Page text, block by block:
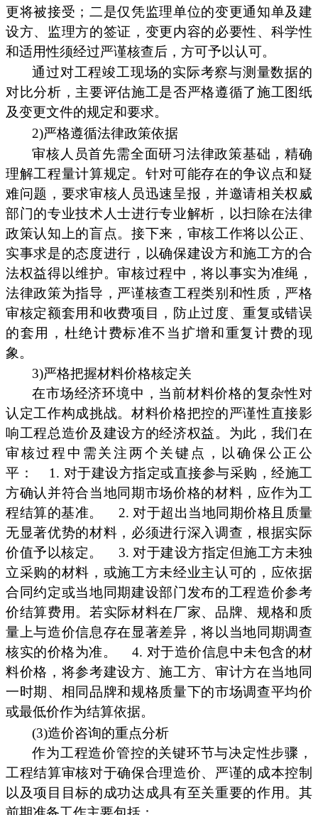
更将被接受；二是仅凭监理单位的变更通知单及建
设方、监理方的签证，变更内容的必要性、科学性
和适用性须经过严谨核查后，方可予以认可。
通过对工程竣工现场的实际考察与测量数据的
对比分析，主要评估施工是否严格遵循了施工图纸
及变更文件的规定和要求。
2)严格遵循法律政策依据
审核人员首先需全面研习法律政策基础，精确
理解工程量计算规定。针对可能存在的争议点和疑
难问题，要求审核人员迅速呈报，并邀请相关权威
部门的专业技术人士进行专业解析，以扫除在法律
政策认知上的盲点。接下来，审核工作将以公正、
实事求是的态度进行，以确保建设方和施工方的合
法权益得以维护。审核过程中，将以事实为准绳，
法律政策为指导，严谨核查工程类别和性质，严格
审核定额套用和收费项目，防止过度、重复或错误
的套用，杜绝计费标准不当扩增和重复计费的现
象。
3)严格把握材料价格核定关
在市场经济环境中，当前材料价格的复杂性对
认定工作构成挑战。材料价格把控的严谨性直接影
响工程总造价及建设方的经济权益。为此，我们在
审核过程中需关注两个关键点，以确保公正公
平：
1. 对于建设方指定或直接参与采购，经施工
方确认并符合当地同期市场价格的材料，应作为工
程结算的基准。
2. 对于超出当地同期价格且质量
无显著优势的材料，必须进行深入调查，根据实际
价值予以核定。
3. 对于建设方指定但施工方未独
立采购的材料，或施工方未经业主认可的，应依据
合同约定或当地同期建设部门发布的工程造价参考
价结算费用。若实际材料在厂家、品牌、规格和质
量上与造价信息存在显著差异，将以当地同期调查
核实的价格为准。
4. 对于造价信息中未包含的材
料价格，将参考建设方、施工方、审计方在当地同
一时期、相同品牌和规格质量下的市场调查平均价
或最低价作为结算依据。
(3)造价咨询的重点分析
作为工程造价管控的关键环节与决定性步骤，
工程结算审核对于确保合理造价、严谨的成本控制
以及项目目标的成功达成具有至关重要的作用。其